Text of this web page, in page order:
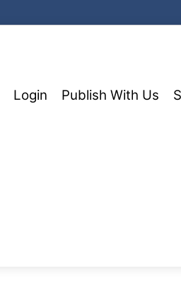
Login Publish With Us